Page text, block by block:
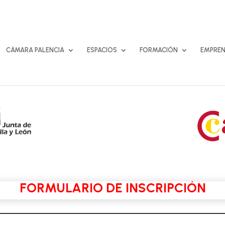
CÁMARA PALENCIA ESPACIOS FORMACIÓN
FORMULARIO DE INSCRIPCIÓN